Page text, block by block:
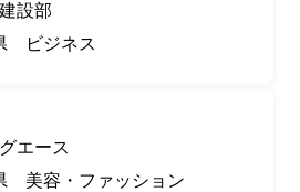
設部
ビジネス
エース
美容・ファッション